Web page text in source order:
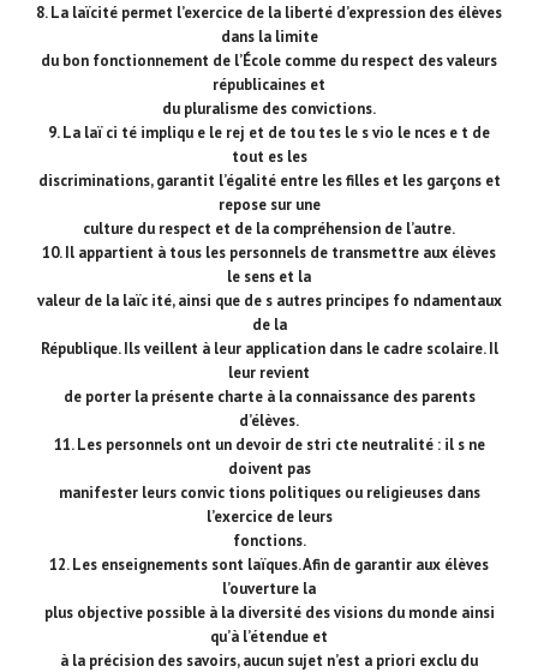
8. La laïcité permet l’exercice de la liberté d’expression des élèves
dans la limite
du bon fonctionnement de l’École comme du respect des valeurs
républicaines et
du pluralisme des convictions.
9. La laï ci té impliqu e le rej et de tou tes le s vio le nces e t de
tout es les
discriminations, garantit l’égalité entre les filles et les garçons et
repose sur une
culture du respect et de la compréhension de l’autre.
10. Il appartient à tous les personnels de transmettre aux élèves
le sens et la
valeur de la laïc ité, ainsi que de s autres principes fo ndamentaux
de la
République. Ils veillent à leur application dans le cadre scolaire. Il
leur revient
de porter la présente charte à la connaissance des parents
d’élèves.
11. Les personnels ont un devoir de stri cte neutralité : il s ne
doivent pas
manifester leurs convic tions politiques ou religieuses dans
l’exercice de leurs
fonctions.
12. Les enseignements sont laïques. Afin de garantir aux élèves
l’ouverture la
plus objective possible à la diversité des visions du monde ainsi
qu’à l’étendue et
à la précision des savoirs, aucun sujet n’est a priori exclu du